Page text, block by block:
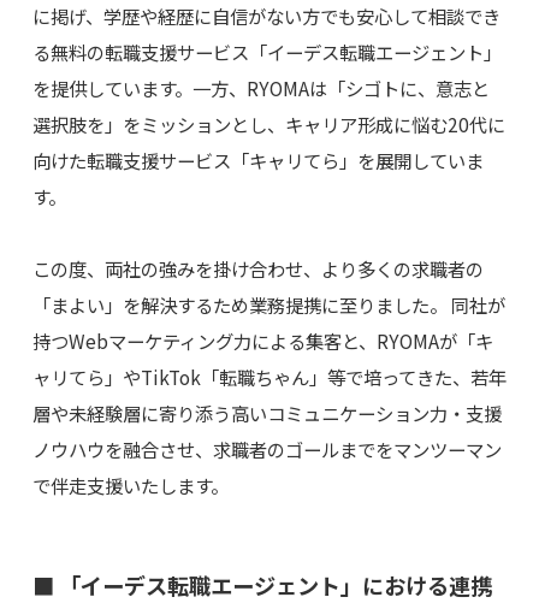
に掲げ、学歴や経歴に自信がない方でも安心して相談でき
る無料の転職支援サービス「イーデス転職エージェント」
を提供しています。一方、RYOMAは「シゴトに、意志と
選択肢を」をミッションとし、キャリア形成に悩む20代に
向けた転職支援サービス「キャリてら」を展開していま
す。
この度、両社の強みを掛け合わせ、より多くの求職者の
「まよい」を解決するため業務提携に至りました。 同社が
持つWebマーケティング力による集客と、RYOMAが「キ
ャリてら」やTikTok「転職ちゃん」等で培ってきた、若年
層や未経験層に寄り添う高いコミュニケーション力・支援
ノウハウを融合させ、求職者のゴールまでをマンツーマン
で伴走支援いたします。
■ 「イーデス転職エージェント」における連携